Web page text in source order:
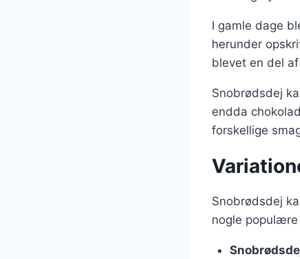
I gamle dage
herunder
blevet en del
Snobrødsdej
endda
forskellige
Snobrødsdej
nogle